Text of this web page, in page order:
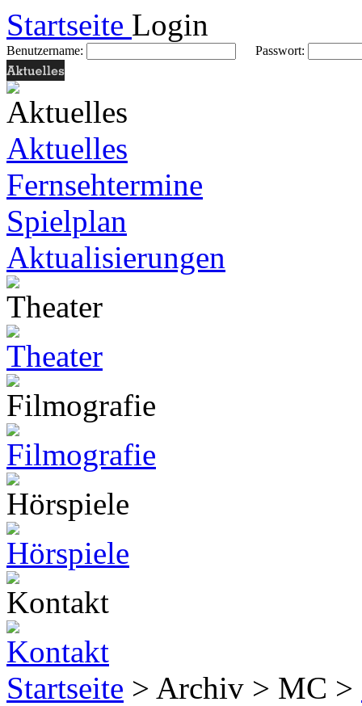
Startseite Login
Benutzername: Passwort:
Aktuelles
Fernsehtermine
Spielplan
Aktualisierungen
Startseite > Archiv > MC >